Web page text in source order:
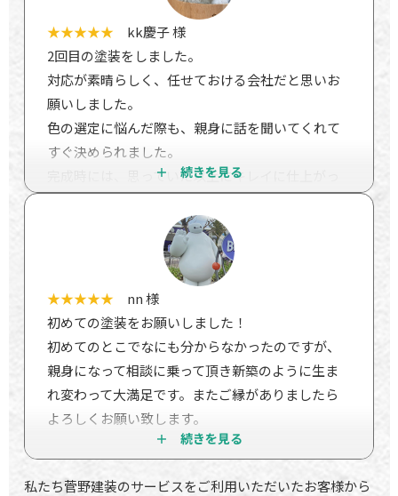
丁寧できれいな仕事をしていただき本当にありが
とうございました。
い会社に依頼したいと思います。おススメの施工
業者様です。
★★★★★ kk慶子 様
2回目の塗装をしました。
対応が素晴らしく、任せておける会社だと思いお
願いしました。
色の選定に悩んだ際も、親身に話を聞いてくれて
すぐ決められました。
完成時には、思っていた以上にキレイに仕上がっ
ていて、家族一同大満足です！
また何か困った際には、すぐ相談できる会社だな
★★★★★ nn 様
初めての塗装をお願いしました！
初めてのとこでなにも分からなかったのですが、
親身になって相談に乗って頂き新築のように生ま
れ変わって大満足です。またご縁がありましたら
よろしくお願い致します。
私たち菅野建装のサービスをご利用いただいたお客様から